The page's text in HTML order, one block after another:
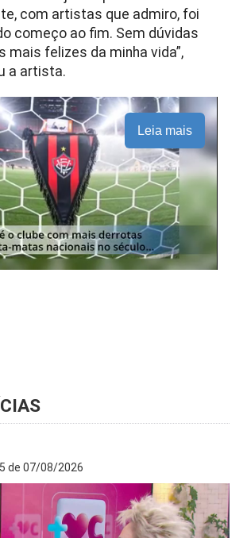
com artistas que admiro, foi
começo ao fim. Sem dúvidas
mais felizes da minha vida”,
a artista.
Leia mais
de 07/08/2026